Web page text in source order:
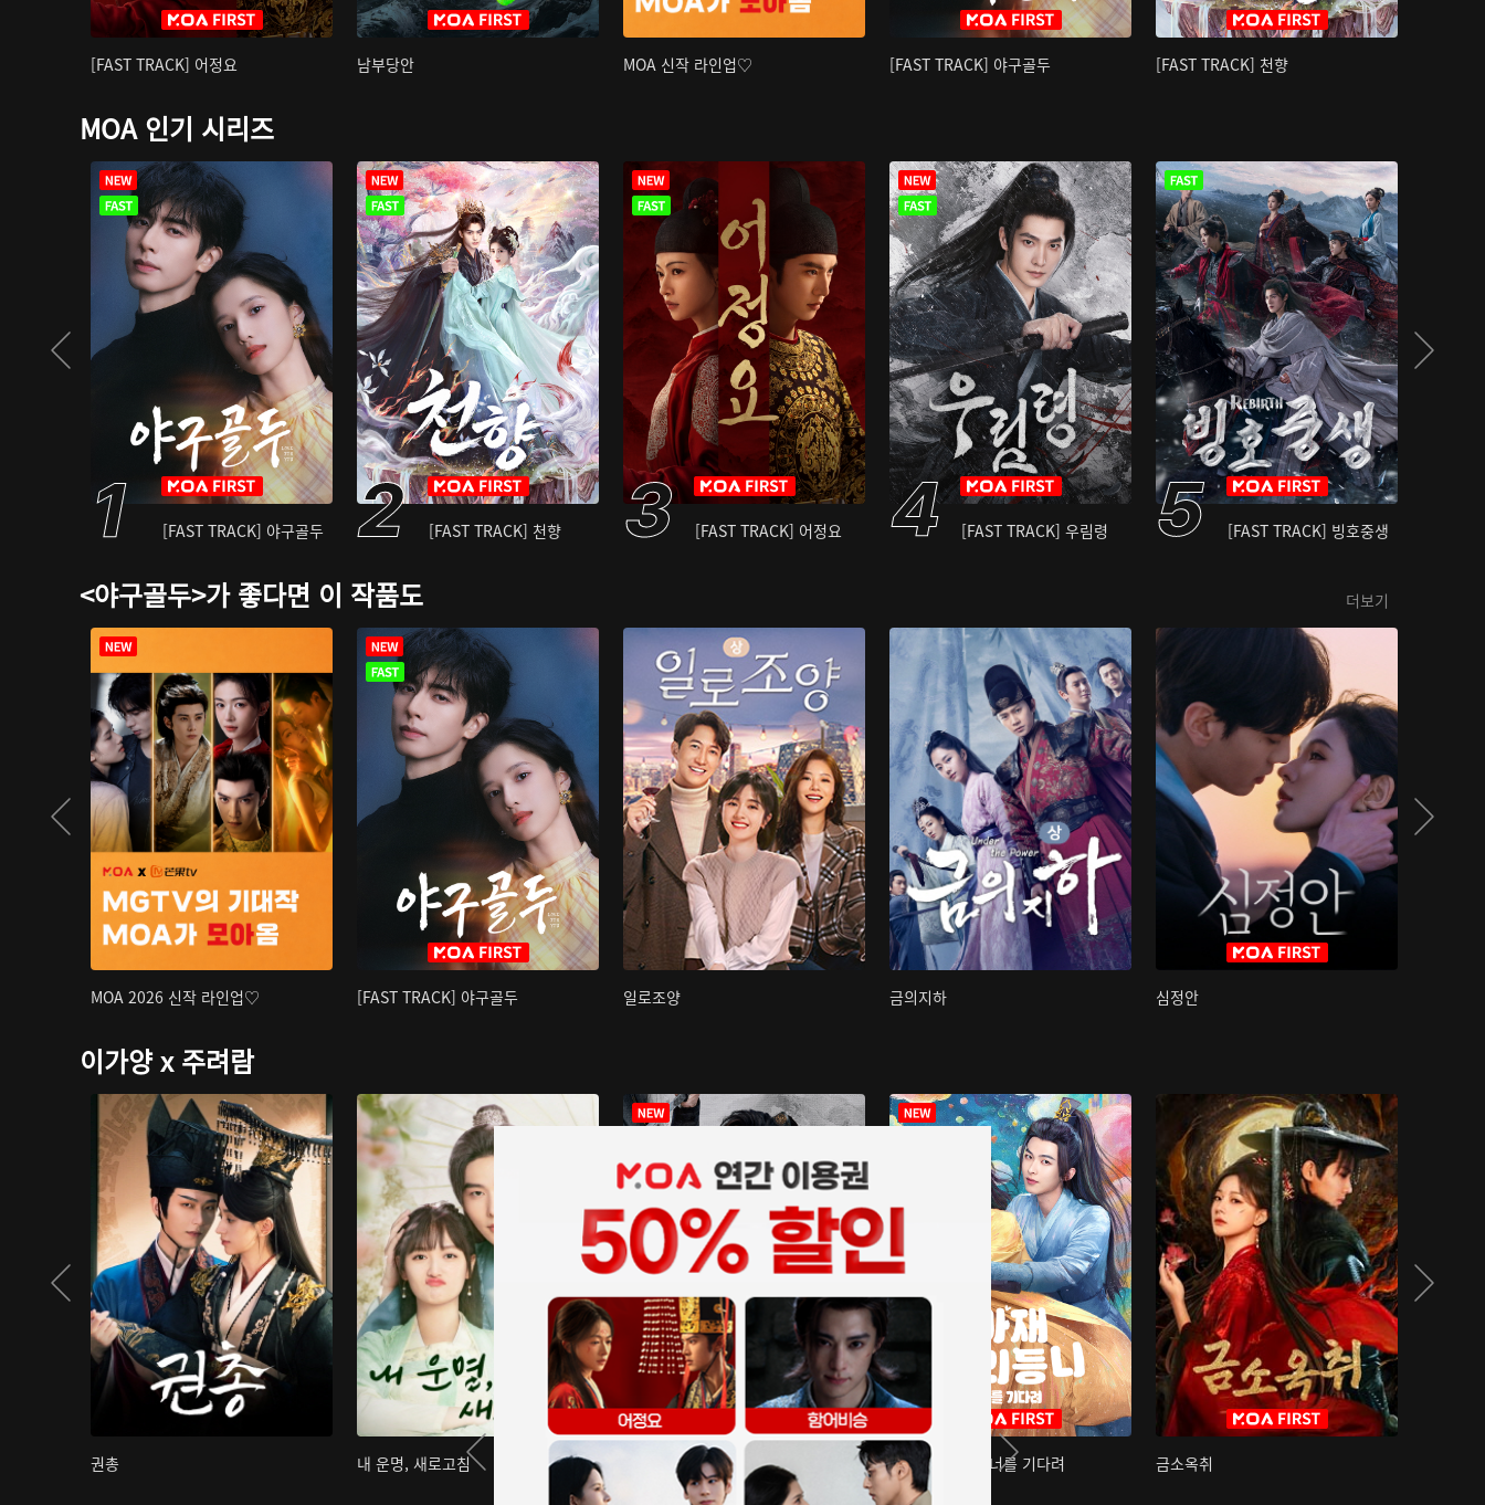
[FAST TRACK] 어정요 남부당안 MOA 신작 라인업♡ [FAST TRACK] 야구골두 [FAST TRACK] 천향
MOA 인기 시리즈
[FAST TRACK] 야구골두 [FAST TRACK] 천향 [FAST TRACK] 어정요 [FAST TRACK] 우림령 [FAST TRACK] 빙호중생
<야구골두>가 좋다면 이 작품도 더보기
MOA 2026 신작 라인업♡ [FAST TRACK] 야구골두 일로조양 금의지하 심정안
이가양 x 주려람
권총 내 운명, 새로고침 아재저리등니 : 너를 기다려 금소옥취